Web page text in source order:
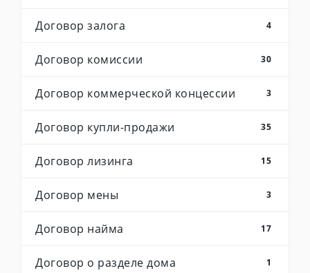
Договор залога 4
Договор комиссии 30
Договор коммерческой концессии 3
Договор купли-продажи 35
Договор лизинга 15
Договор мены 3
Договор найма 17
Договор о разделе дома 1